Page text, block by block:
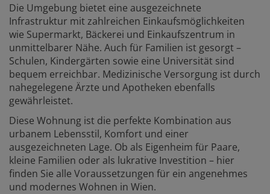
Die Umgebung bietet eine ausgezeichnete
Infrastruktur mit zahlreichen Einkaufsmöglichkeiten
wie Supermarkt, Bäckerei und Einkaufszentrum in
unmittelbarer Nähe. Auch für Familien ist gesorgt –
Schulen, Kindergärten sowie eine Universität sind
bequem erreichbar. Medizinische Versorgung ist durch
nahegelegene Ärzte und Apotheken ebenfalls
gewährleistet.
Diese Wohnung ist die perfekte Kombination aus
urbanem Lebensstil, Komfort und einer
ausgezeichneten Lage. Ob als Eigenheim für Paare,
kleine Familien oder als lukrative Investition – hier
finden Sie alle Voraussetzungen für ein angenehmes
und modernes Wohnen in Wien.